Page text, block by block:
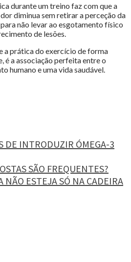
durante um treino faz com que a
diminua sem retirar a perceção da
não levar ao esgotamento físico
de lesões.
a prática do exercício de forma
é a associação perfeita entre o
humano e uma vida saudável.
DE INTRODUZIR ÓMEGA-3
SÃO FREQUENTES?
NÃO ESTEJA SÓ NA CADEIRA